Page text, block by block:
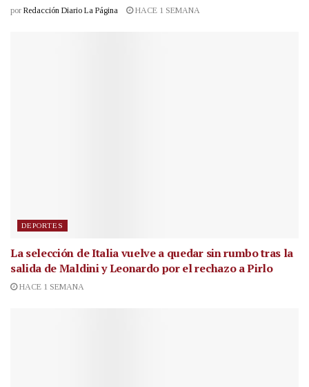
por Redacción Diario La Página HACE 1 SEMANA
DEPORTES
La selección de Italia vuelve a quedar sin rumbo tras la
salida de Maldini y Leonardo por el rechazo a Pirlo
HACE 1 SEMANA